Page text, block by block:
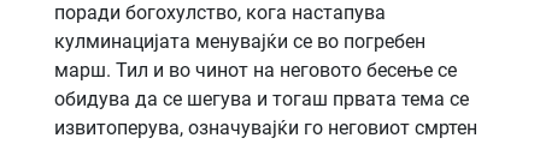
поради богохулство, кога настапува
кулминацијата менувајќи се во погребен
марш. Тил и во чинот на неговото бесење се
обидува да се шегува и тогаш првата тема се
извитоперува, означувајќи го неговиот смртен